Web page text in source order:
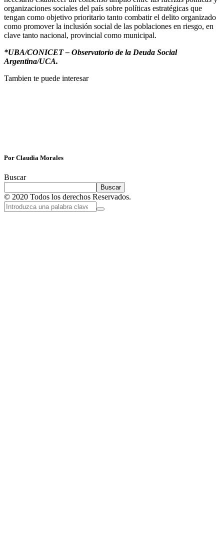
organizaciones sociales del país sobre políticas estratégicas que
tengan como objetivo prioritario tanto combatir el delito organizado
como promover la inclusión social de las poblaciones en riesgo, en
clave tanto nacional, provincial como municipal.
*UBA/CONICET – Observatorio de la Deuda Social
Argentina/UCA.
Tambien te puede interesar
Por Claudia Morales
Buscar
Buscar
© 2020 Todos los derechos Reservados.